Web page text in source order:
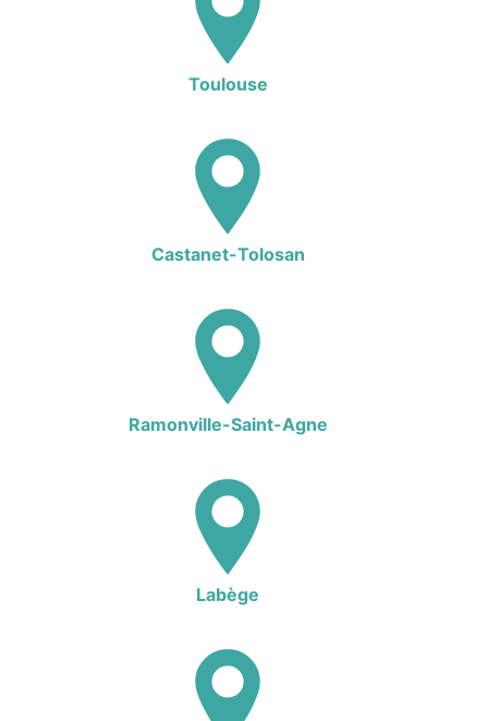
Toulouse
Castanet-Tolosan
Ramonville-Saint-Agne
Labège